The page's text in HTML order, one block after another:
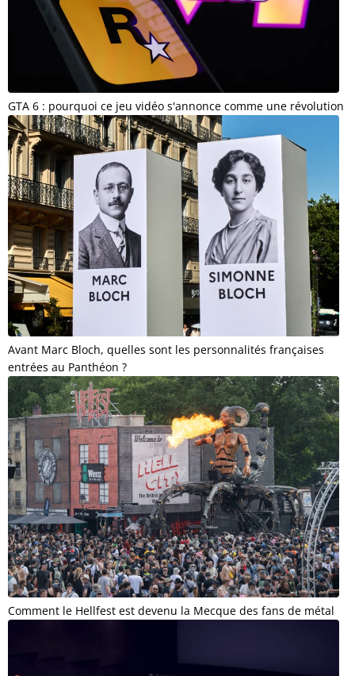
GTA 6 : pourquoi ce jeu vidéo s'annonce comme une révolution
Avant Marc Bloch, quelles sont les personnalités françaises
entrées au Panthéon ?
Comment le Hellfest est devenu la Mecque des fans de métal